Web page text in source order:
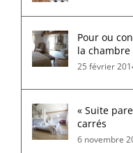
Pour ou
la chambre
25 février
« Suite
carrés
6 novembre